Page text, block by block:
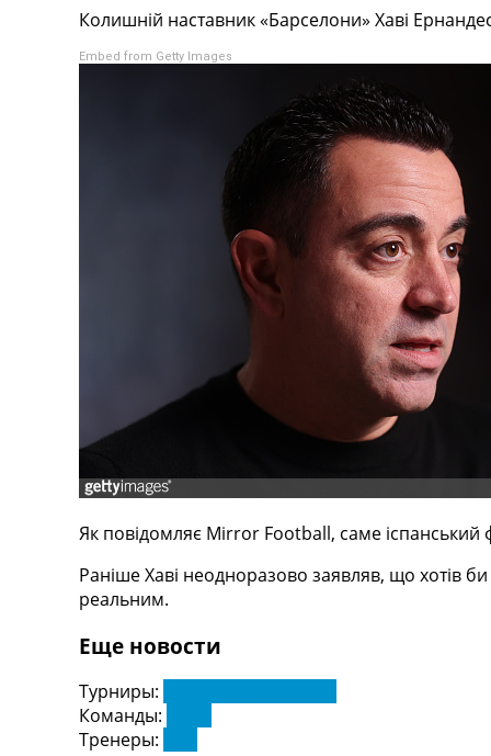
Турніри
Чемпіонат Світу
Україна. Прем’єр-Ліга
Україна. Перша Ліга
Ліга Чемпіонів
Англія. Прем’єр-Ліга
Іспанія. Ла Ліга
Ще Турніри >>>
Чемпіонат Світу. Турнирні таблиці
Таблиця УПЛ
Перша Ліга
Таблиця Ліги Чемпіонів
Всі таблиці >>>
Рейтинги
Рейтинг країн УЄФА
Рейтинг ФІФА
Телепрограма
RU
UA
Categories
Новини футболу
Колишній наставник «Барселони» Хаві
Embed from Getty Images
Як повідомляє Mirror Football, саме іспанський
Раніше Хаві неодноразово заявляв, що хотів би
реальним.
Еще новости
Турниры:
Команды:
Тренеры: